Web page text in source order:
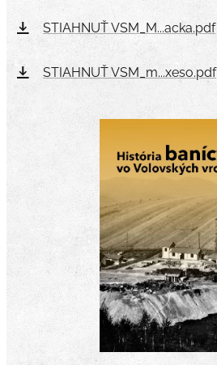
STIAHNUŤ VSM_M...acka.pdf
STIAHNUŤ VSM_m...xeso.pdf